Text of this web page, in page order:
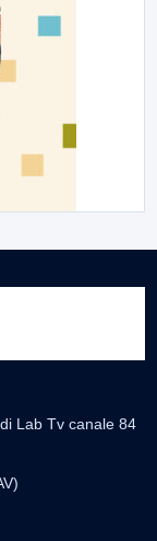
Lab Tv canale 84